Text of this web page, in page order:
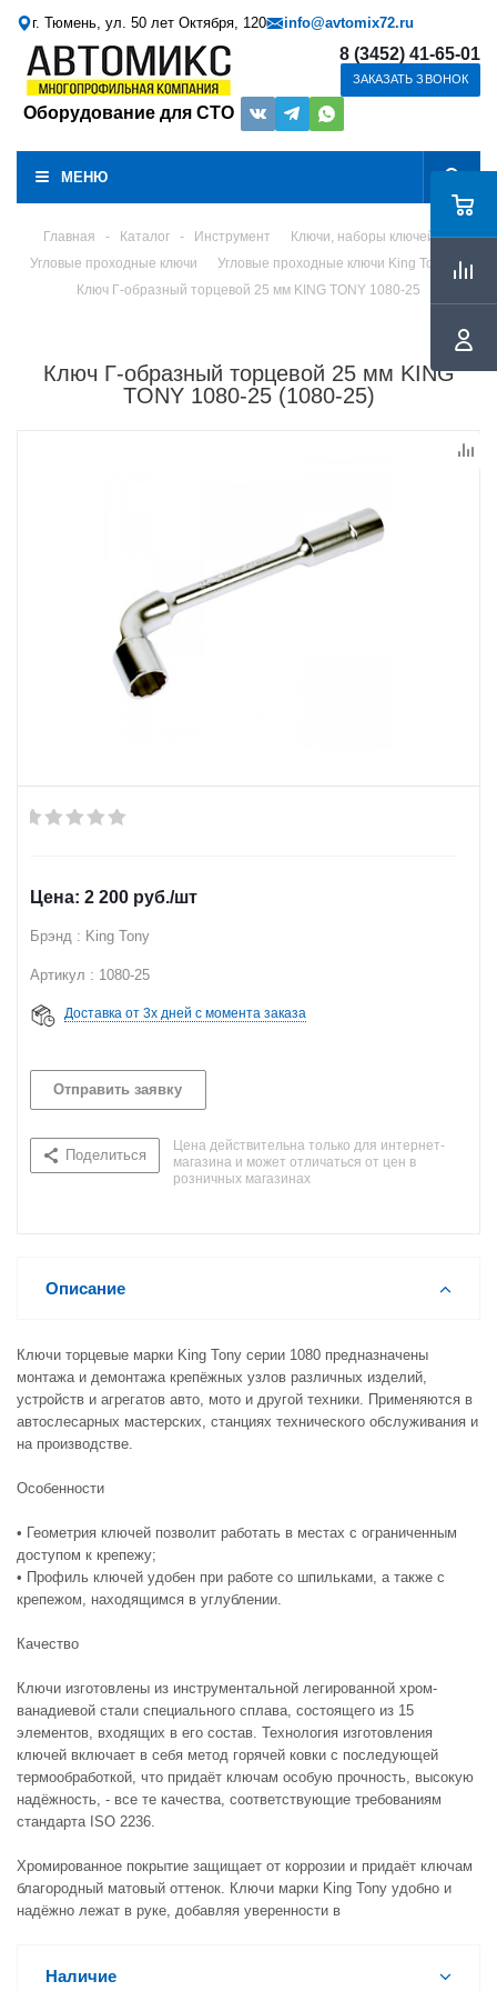
г. Тюмень, ул. 50 лет Октября, 120 info@avtomix72.ru
Оборудование для СТО
8 (3452) 41-65-01
ЗАКАЗАТЬ ЗВОНОК
МЕНЮ
Главная - Каталог - Инструмент
Ключи, наборы ключей
Угловые проходные ключи
Угловые проходные ключи King Tony
Ключ Г-образный торцевой 25 мм KING TONY 1080-25
Ключ Г-образный торцевой 25 мм KING
TONY 1080-25 (1080-25)
2 200 руб./шт
Брэнд : King Tony
Артикул : 1080-25
Доставка от 3х дней с момента заказа
Отправить заявку
Поделиться
Цена действительна только для интернет-
магазина и может отличаться от цен в
розничных магазинах
Описание
Ключи торцевые марки King Tony серии 1080 предназначены
монтажа и демонтажа крепёжных узлов различных изделий,
устройств и агрегатов авто, мото и другой техники. Применяются в
автослесарных мастерских, станциях технического обслуживания и
на производстве.
Особенности
• Геометрия ключей позволит работать в местах с ограниченным
доступом к крепежу;
• Профиль ключей удобен при работе со шпильками, а также с
крепежом, находящимся в углублении.
Качество
Ключи изготовлены из инструментальной легированной хром-
ванадиевой стали специального сплава, состоящего из 15
элементов, входящих в его состав. Технология изготовления
ключей включает в себя метод горячей ковки с последующей
термообработкой, что придаёт ключам особую прочность, высокую
надёжность, - все те качества, соответствующие требованиям
стандарта ISO 2236.
Хромированное покрытие защищает от коррозии и придаёт ключам
благородный матовый оттенок. Ключи марки King Tony удобно и
надёжно лежат в руке, добавляя уверенности в
Наличие